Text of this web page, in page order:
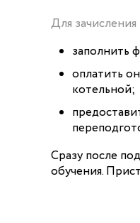
Для
заполнить
оплатить
котельной;
Сразу после
обучения.